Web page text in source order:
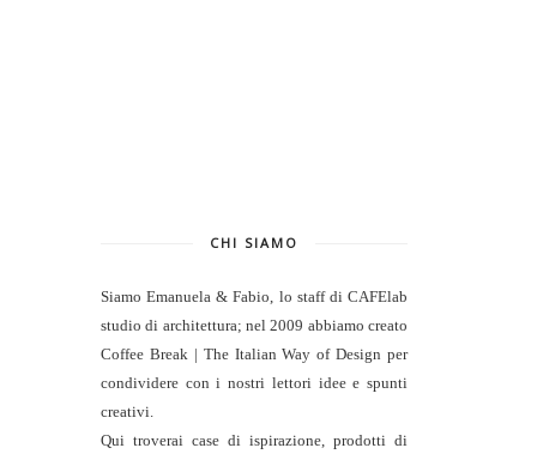
CHI SIAMO
Siamo Emanuela & Fabio, lo staff di CAFElab
studio di architettura; nel 2009 abbiamo creato
Coffee Break | The Italian Way of Design per
condividere con i nostri lettori idee e spunti
creativi.
Qui troverai case di ispirazione, prodotti di